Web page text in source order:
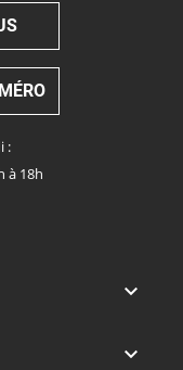
:
à 18h

